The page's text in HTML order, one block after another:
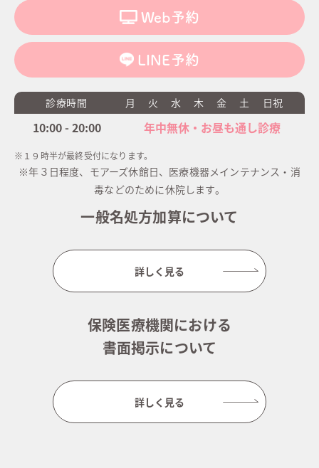
Web予約
LINE予約
診療時間 月 火 水 木 金 土 日祝
10:00 - 20:00 年中無休・お昼も通し診療
※１９時半が最終受付になります。
※年３日程度、モアーズ休館日、医療機器メインテナンス・消
毒などのために休院します。
一般名処方加算について
詳しく見る
保険医療機関における
書面掲示について
詳しく見る